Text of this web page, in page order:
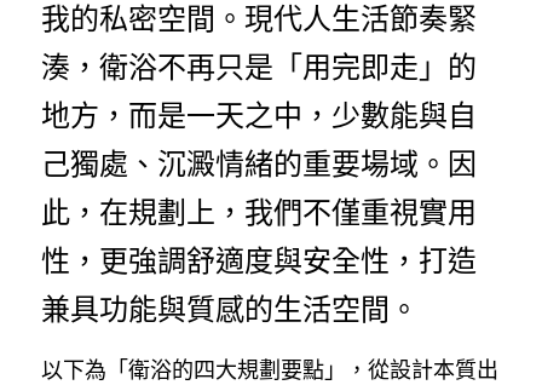
我的私密空間。現代人生活節奏緊
湊，衛浴不再只是「用完即走」的
地方，而是一天之中，少數能與自
己獨處、沉澱情緒的重要場域。因
此，在規劃上，我們不僅重視實用
性，更強調舒適度與安全性，打造
兼具功能與質感的生活空間。
以下為「衛浴的四大規劃要點」，從設計本質出